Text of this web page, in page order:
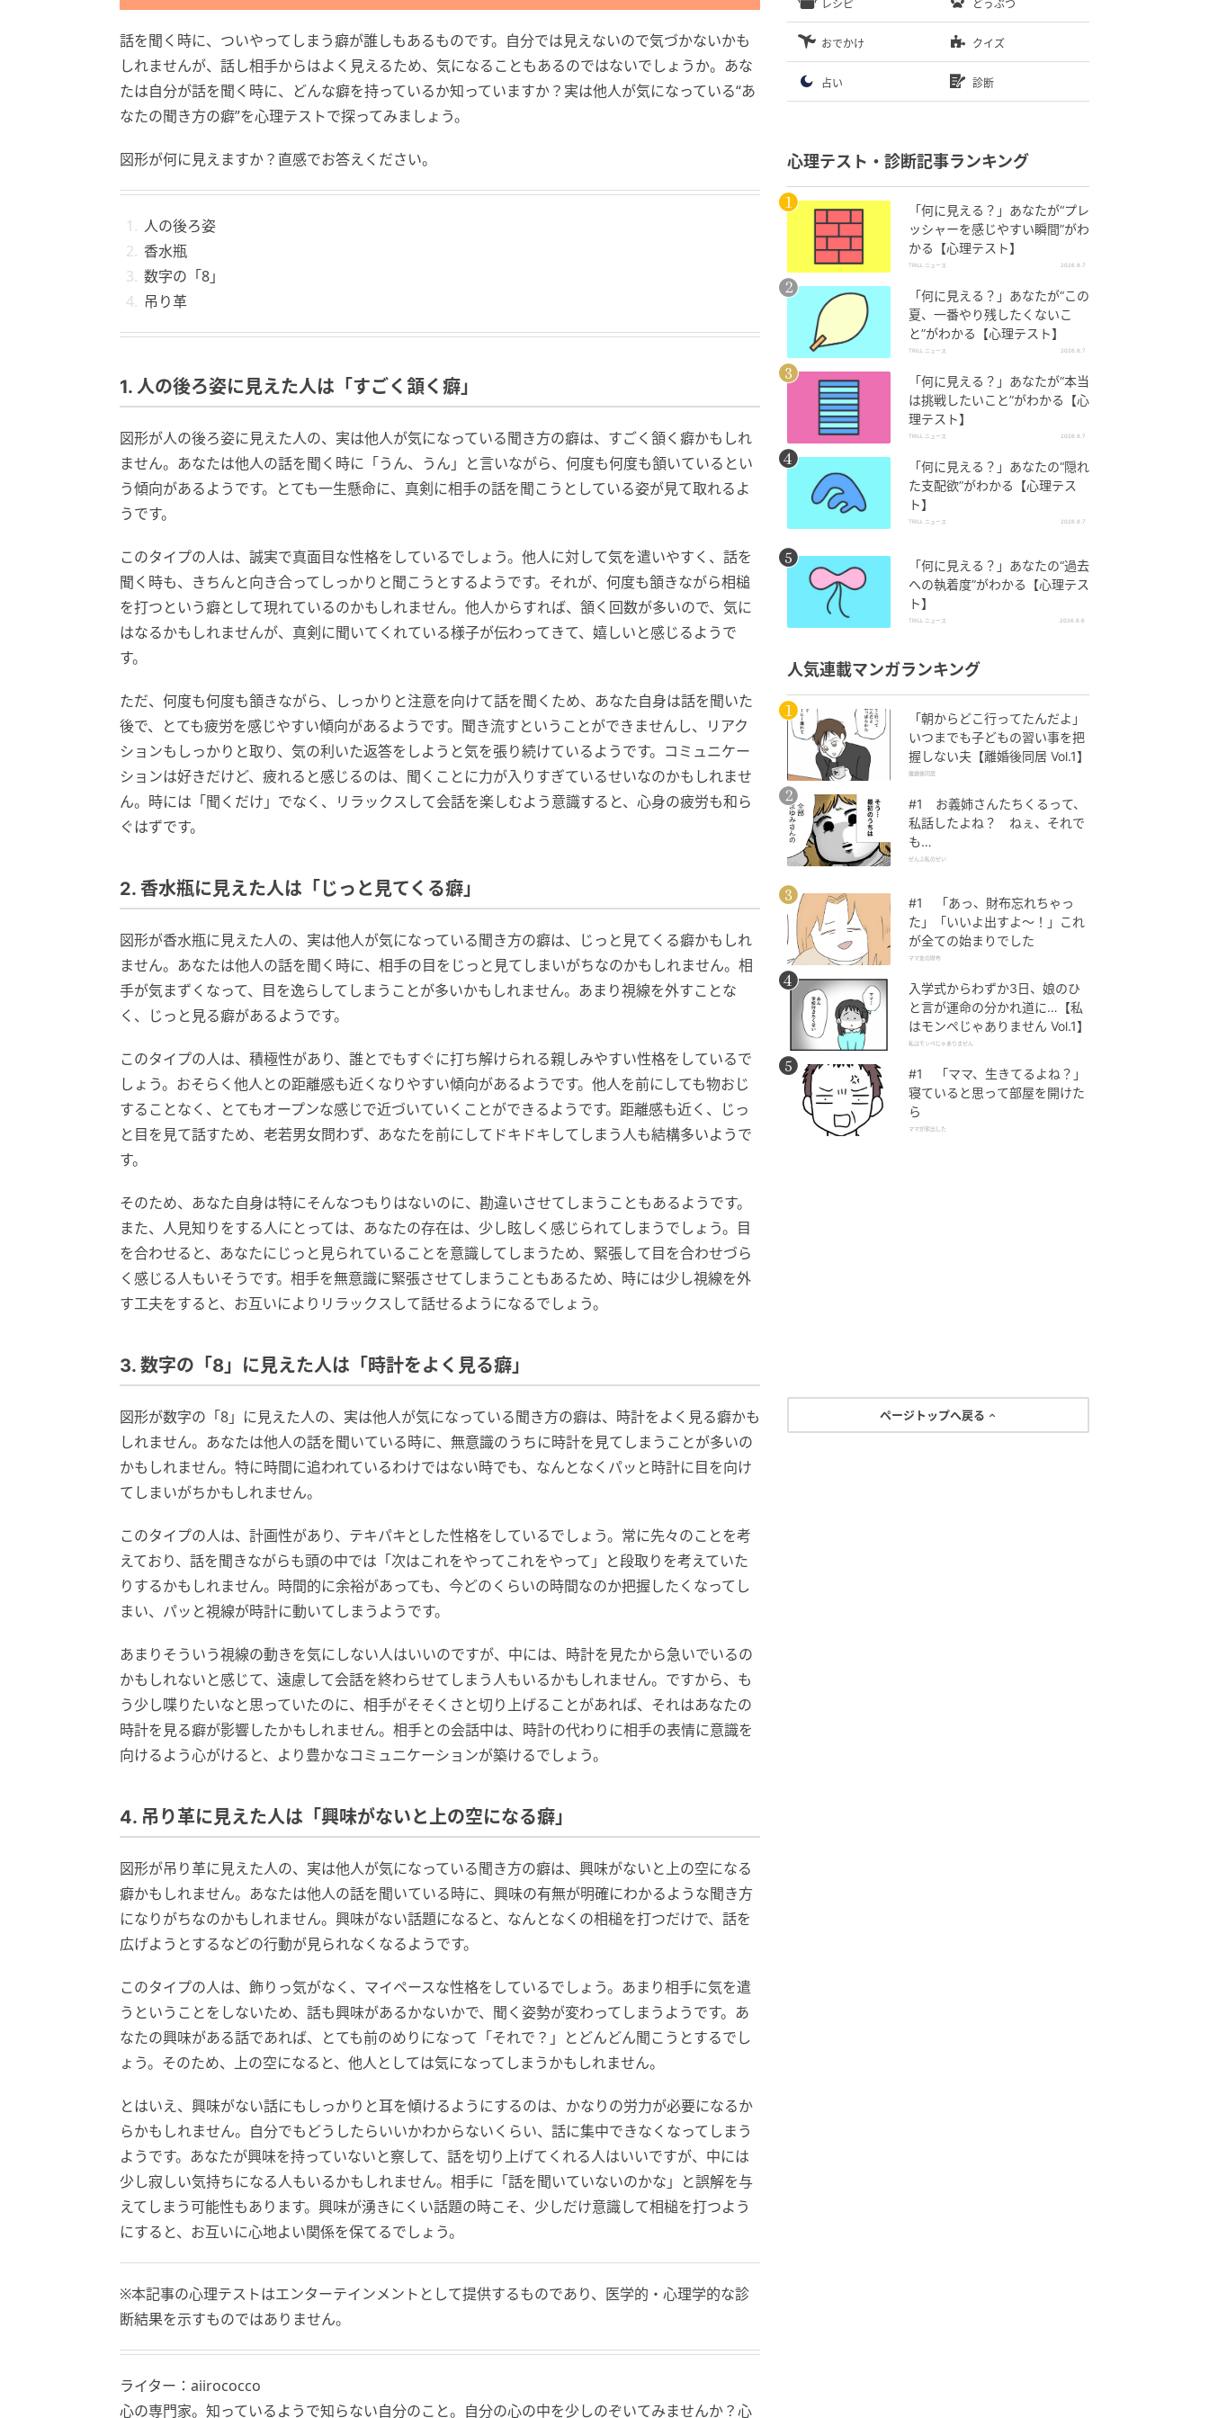
話を聞く時に、ついやってしまう癖が誰しもあるものです。自分では見えないので気づかないかも
しれませんが、話し相手からはよく見えるため、気になることもあるのではないでしょうか。あな
たは自分が話を聞く時に、どんな癖を持っているか知っていますか？実は他人が気になっている“あ
なたの聞き方の癖”を心理テストで探ってみましょう。
図形が何に見えますか？直感でお答えください。
人の後ろ姿
香水瓶
数字の「8」
吊り革
1. 人の後ろ姿に見えた人は「すごく頷く癖」
図形が人の後ろ姿に見えた人の、実は他人が気になっている聞き方の癖は、すごく頷く癖かもしれ
ません。あなたは他人の話を聞く時に「うん、うん」と言いながら、何度も何度も頷いているとい
う傾向があるようです。とても一生懸命に、真剣に相手の話を聞こうとしている姿が見て取れるよ
うです。
このタイプの人は、誠実で真面目な性格をしているでしょう。他人に対して気を遣いやすく、話を
聞く時も、きちんと向き合ってしっかりと聞こうとするようです。それが、何度も頷きながら相槌
を打つという癖として現れているのかもしれません。他人からすれば、頷く回数が多いので、気に
はなるかもしれませんが、真剣に聞いてくれている様子が伝わってきて、嬉しいと感じるようで
す。
ただ、何度も何度も頷きながら、しっかりと注意を向けて話を聞くため、あなた自身は話を聞いた
後で、とても疲労を感じやすい傾向があるようです。聞き流すということができませんし、リアク
ションもしっかりと取り、気の利いた返答をしようと気を張り続けているようです。コミュニケー
ションは好きだけど、疲れると感じるのは、聞くことに力が入りすぎているせいなのかもしれませ
ん。時には「聞くだけ」でなく、リラックスして会話を楽しむよう意識すると、心身の疲労も和ら
ぐはずです。
2. 香水瓶に見えた人は「じっと見てくる癖」
図形が香水瓶に見えた人の、実は他人が気になっている聞き方の癖は、じっと見てくる癖かもしれ
ません。あなたは他人の話を聞く時に、相手の目をじっと見てしまいがちなのかもしれません。相
手が気まずくなって、目を逸らしてしまうことが多いかもしれません。あまり視線を外すことな
く、じっと見る癖があるようです。
このタイプの人は、積極性があり、誰とでもすぐに打ち解けられる親しみやすい性格をしているで
しょう。おそらく他人との距離感も近くなりやすい傾向があるようです。他人を前にしても物おじ
することなく、とてもオープンな感じで近づいていくことができるようです。距離感も近く、じっ
と目を見て話すため、老若男女問わず、あなたを前にしてドキドキしてしまう人も結構多いようで
す。
そのため、あなた自身は特にそんなつもりはないのに、勘違いさせてしまうこともあるようです。
また、人見知りをする人にとっては、あなたの存在は、少し眩しく感じられてしまうでしょう。目
を合わせると、あなたにじっと見られていることを意識してしまうため、緊張して目を合わせづら
く感じる人もいそうです。相手を無意識に緊張させてしまうこともあるため、時には少し視線を外
す工夫をすると、お互いによりリラックスして話せるようになるでしょう。
3. 数字の「8」に見えた人は「時計をよく見る癖」
図形が数字の「8」に見えた人の、実は他人が気になっている聞き方の癖は、時計をよく見る癖かも
しれません。あなたは他人の話を聞いている時に、無意識のうちに時計を見てしまうことが多いの
かもしれません。特に時間に追われているわけではない時でも、なんとなくパッと時計に目を向け
てしまいがちかもしれません。
このタイプの人は、計画性があり、テキパキとした性格をしているでしょう。常に先々のことを考
えており、話を聞きながらも頭の中では「次はこれをやってこれをやって」と段取りを考えていた
りするかもしれません。時間的に余裕があっても、今どのくらいの時間なのか把握したくなってし
まい、パッと視線が時計に動いてしまうようです。
あまりそういう視線の動きを気にしない人はいいのですが、中には、時計を見たから急いでいるの
かもしれないと感じて、遠慮して会話を終わらせてしまう人もいるかもしれません。ですから、も
う少し喋りたいなと思っていたのに、相手がそそくさと切り上げることがあれば、それはあなたの
時計を見る癖が影響したかもしれません。相手との会話中は、時計の代わりに相手の表情に意識を
向けるよう心がけると、より豊かなコミュニケーションが築けるでしょう。
4. 吊り革に見えた人は「興味がないと上の空になる癖」
図形が吊り革に見えた人の、実は他人が気になっている聞き方の癖は、興味がないと上の空になる
癖かもしれません。あなたは他人の話を聞いている時に、興味の有無が明確にわかるような聞き方
になりがちなのかもしれません。興味がない話題になると、なんとなくの相槌を打つだけで、話を
広げようとするなどの行動が見られなくなるようです。
このタイプの人は、飾りっ気がなく、マイペースな性格をしているでしょう。あまり相手に気を遣
うということをしないため、話も興味があるかないかで、聞く姿勢が変わってしまうようです。あ
なたの興味がある話であれば、とても前のめりになって「それで？」とどんどん聞こうとするでし
ょう。そのため、上の空になると、他人としては気になってしまうかもしれません。
とはいえ、興味がない話にもしっかりと耳を傾けるようにするのは、かなりの労力が必要になるか
らかもしれません。自分でもどうしたらいいかわからないくらい、話に集中できなくなってしまう
ようです。あなたが興味を持っていないと察して、話を切り上げてくれる人はいいですが、中には
少し寂しい気持ちになる人もいるかもしれません。相手に「話を聞いていないのかな」と誤解を与
えてしまう可能性もあります。興味が湧きにくい話題の時こそ、少しだけ意識して相槌を打つよう
にすると、お互いに心地よい関係を保てるでしょう。
※本記事の心理テストはエンターテインメントとして提供するものであり、医学的・心理学的な診
断結果を示すものではありません。
ライター：aiirococco
心の専門家。知っているようで知らない自分のこと。自分の心の中を少しのぞいてみませんか？心
レシピ どうぶつ
おでかけ クイズ
占い 診断
心理テスト・診断記事ランキング
「何に見える？」あなたが“プレ
ッシャーを感じやすい瞬間”がわ
かる【心理テスト】
TRILL ニュース 2026.8.7
「何に見える？」あなたが“この
夏、一番やり残したくないこ
と”がわかる【心理テスト】
TRILL ニュース 2026.8.7
「何に見える？」あなたが“本当
は挑戦したいこと”がわかる【心
理テスト】
TRILL ニュース 2026.8.7
「何に見える？」あなたの“隠れ
た支配欲”がわかる【心理テス
ト】
TRILL ニュース 2026.8.7
「何に見える？」あなたの“過去
への執着度”がわかる【心理テス
ト】
TRILL ニュース 2026.8.6
人気連載マンガランキング
「朝からどこ行ってたんだよ」
いつまでも子どもの習い事を把
握しない夫【離婚後同居 Vol.1】
離婚後同居
#1 お義姉さんたちくるって、
私話したよね？ ねぇ、それで
も…
ぜんぶ私のせい
#1 「あっ、財布忘れちゃっ
た」「いいよ出すよ〜！」これ
が全ての始まりでした
ママ友の財布
入学式からわずか3日、娘のひ
と言が運命の分かれ道に…【私
はモンペじゃありません Vol.1】
私はモンペじゃありません
#1 「ママ、生きてるよね？」
寝ていると思って部屋を開けた
ら
ママが家出した
ページトップへ戻る